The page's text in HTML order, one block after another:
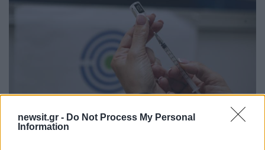
newsit.gr - Do Not Process My Personal
Information